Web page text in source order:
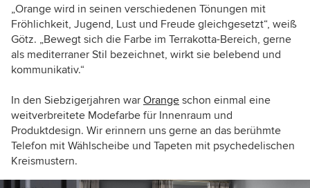
„Orange wird in seinen verschiedenen Tönungen mit
Fröhlichkeit, Jugend, Lust und Freude gleichgesetzt“, weiß
Götz. „Bewegt sich die Farbe im Terrakotta-Bereich, gerne
als mediterraner Stil bezeichnet, wirkt sie belebend und
kommunikativ.“
In den Siebzigerjahren war Orange schon einmal eine
weitverbreitete Modefarbe für Innenraum und
Produktdesign. Wir erinnern uns gerne an das berühmte
Telefon mit Wählscheibe und Tapeten mit psychedelischen
Kreismustern.